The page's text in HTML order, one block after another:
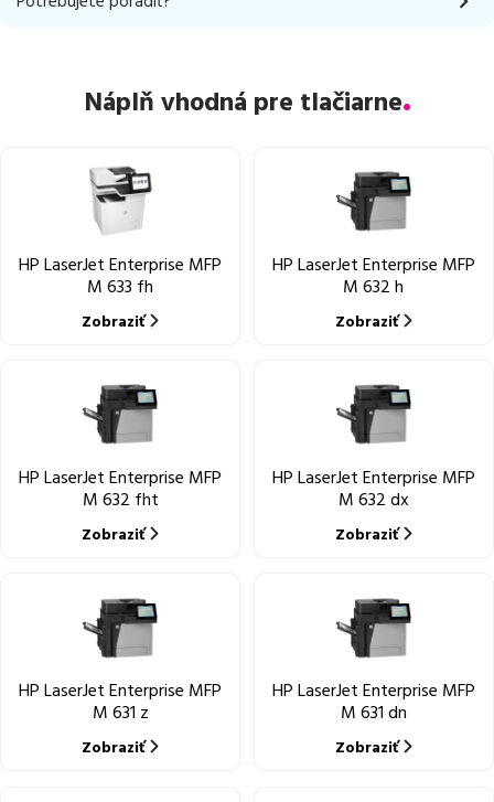
Náplň vhodná pre tlačiarne
HP LaserJet Enterprise MFP
M 633 fh
Zobraziť
HP LaserJet Enterprise MFP
M 632 h
Zobraziť
HP LaserJet Enterprise MFP
M 632 fht
Zobraziť
HP LaserJet Enterprise MFP
M 632 dx
Zobraziť
HP LaserJet Enterprise MFP
M 631 z
Zobraziť
HP LaserJet Enterprise MFP
M 631 dn
Zobraziť